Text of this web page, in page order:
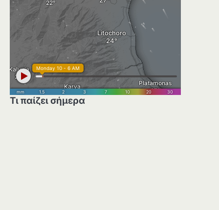
Τι παίζει σήμερα